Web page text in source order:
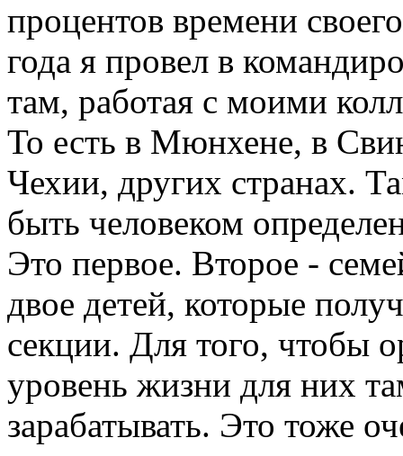
процентов времени
года я провел в
там, работая с моими
То есть в Мюнхене, в
Чехии, других странах.
быть человеком
Это первое. Второе -
двое детей, которые
секции. Для того, чтобы
уровень жизни для них
зарабатывать. Это тоже